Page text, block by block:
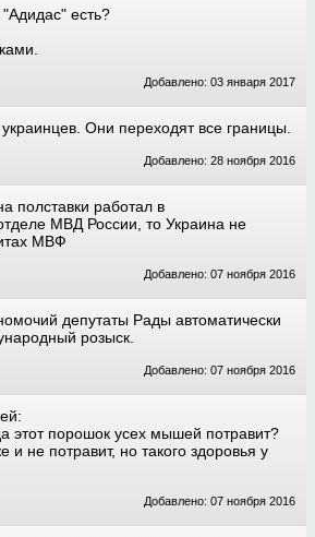
есть?
Добавлено: 03 января 2017
Они переходят все границы.
Добавлено: 28 ноября 2016
полставки работал в
МВД России, то Украина не
МВФ
Добавлено: 07 ноября 2016
депутаты Рады автоматически
розыск.
Добавлено: 07 ноября 2016
этот порошок усех мышей потравит?
и не потравит, но такого здоровья у
Добавлено: 07 ноября 2016